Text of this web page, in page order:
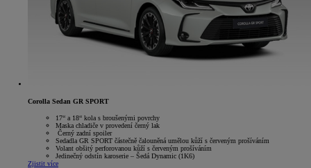
Corolla Sedan GR SPORT
17“ a 18“ kola s broušenými povrchy
Maska chladiče v provedení černý lak
Černý zadní spoiler
Sedadla GR SPORT částečně čalouněná umělou kůží s červeným prošíváním
Volant obšitý perforovanou kůží s červeným prošíváním
Jedinečný odstín karoserie – Šedá Dynamic (1K6)
Zjistit více